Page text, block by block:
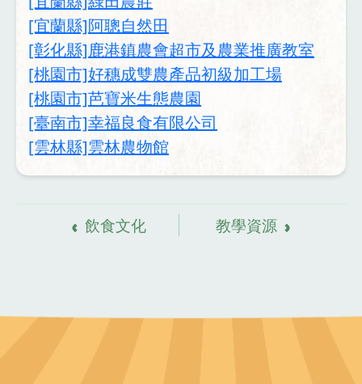
[宜蘭縣]阿聰自然田
[彰化縣]鹿港鎮農會超市及農業推廣教室
[桃園市]好穗成雙農產品初級加工場
[桃園市]芭寶米生態農園
[臺南市]幸福良食有限公司
[雲林縣]雲林農物館
飲食文化 教學資源